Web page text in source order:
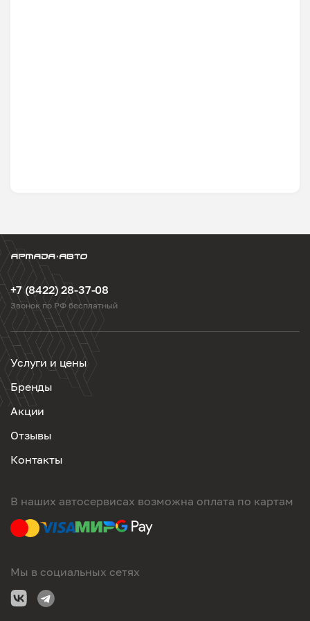
+7 (8422) 28-37-08
Звонок по РФ бесплатный
Услуги и цены
Бренды
Акции
Отзывы
Контакты
В наших автосервисах возможна оплата по картам
Мы в социальных сетях